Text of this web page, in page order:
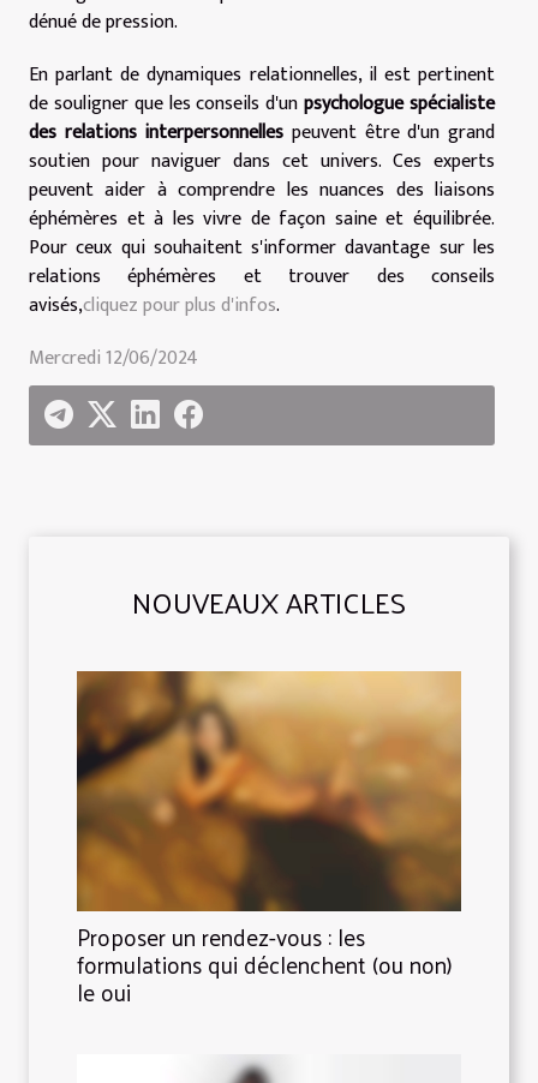
dénué de pression.
En parlant de dynamiques relationnelles, il est pertinent
de souligner que les conseils d'unpsychologue spécialiste
des relations interpersonnelles peuvent être d'un grand
soutien pour naviguer dans cet univers. Ces experts
peuvent aider à comprendre les nuances des liaisons
éphémères et à les vivre de façon saine et équilibrée.
Pour ceux qui souhaitent s'informer davantage sur les
relations éphémères et trouver des conseils
avisés,cliquez pour plus d'infos.
Mercredi 12/06/2024
NOUVEAUX ARTICLES
Proposer un rendez-vous : les
formulations qui déclenchent (ou non)
le oui